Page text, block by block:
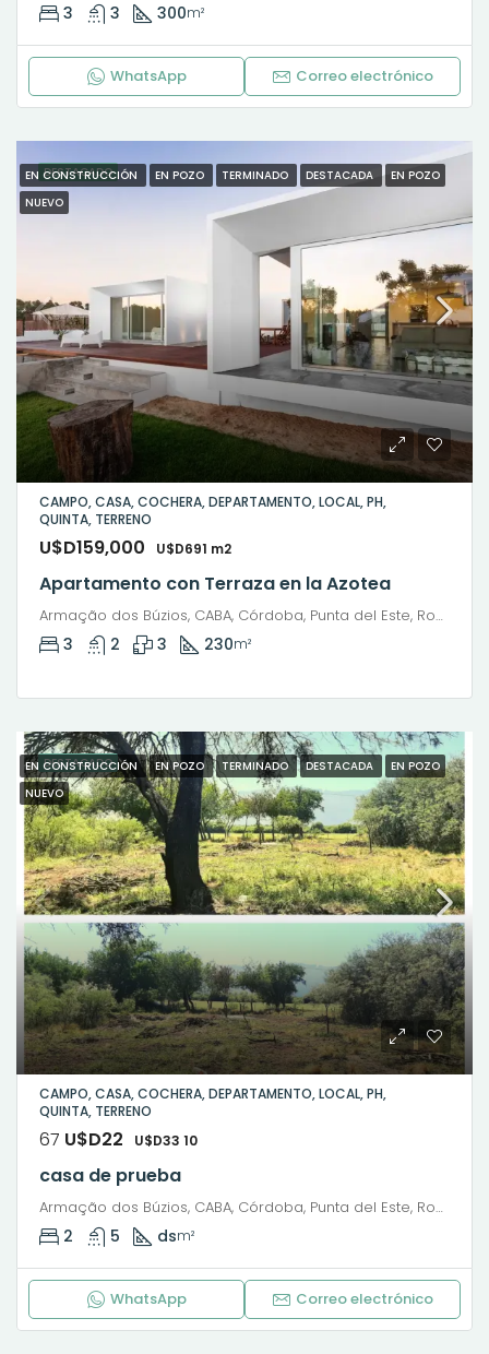
3 3 300m²
WhatsApp Correo electrónico
DESTACADO
EN CONSTRUCCIÓN EN POZO TERMINADO DESTACADA
EN POZO
NUEVO
CAMPO, CASA, COCHERA, DEPARTAMENTO, LOCAL, PH,
QUINTA, TERRENO
U$D159,000 U$D691 m2
Apartamento con Terraza en la Azotea
Armação dos Búzios, CABA, Córdoba, Punta del Este, Rosario, Santiago de Chile, Valparaíso, Villa Dolores, Viña del Mar, Mariano Moreno, General San Martín, Río Grande, Municipio de Río Grande, Departamento Río Grande, Tierra del Fuego, 9420, Argentina
3 2 3 230m²
DESTACADO
EN CONSTRUCCIÓN EN POZO TERMINADO DESTACADA
EN POZO
NUEVO
CAMPO, CASA, COCHERA, DEPARTAMENTO, LOCAL, PH,
QUINTA, TERRENO
67 U$D22 U$D33 10
casa de prueba
Armação dos Búzios, CABA, Córdoba, Punta del Este, Rosario, Santiago de Chile, Valparaíso, Villa Dolores, Viña del Mar, Pedro C. Molina, Barrio Cura Brochero, Villa Dolores, Municipio de Villa Dolores, Pedanía Dolores, Departamento San Javier, Córdoba, X5870, Argentina
2 5 dsm²
WhatsApp Correo electrónico